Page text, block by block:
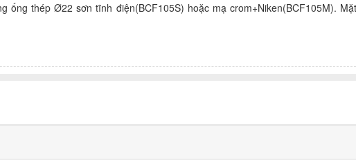
ống thép Ø22 sơn tĩnh điện(BCF105S) hoặc mạ crom+Niken(BCF105M).